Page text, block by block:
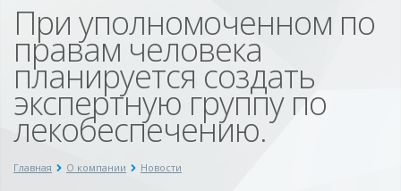
При уполномоченном по
правам человека
планируется создать
экспертную группу по
лекобеспечению.
Главная О компании Новости